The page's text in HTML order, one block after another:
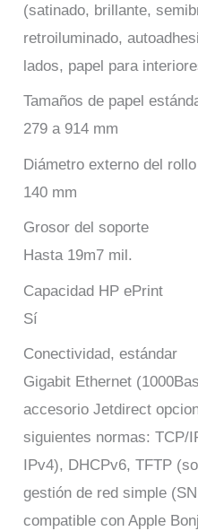
(satinado, brillante,
retroiluminado,
lados, papel para
Tamaños de papel
279 a 914 mm
Diámetro externo del rollo
140 mm
Grosor del soporte
Hasta 19m7 mil.
Capacidad HP ePrint
Sí
Conectividad, estándar
Gigabit Ethernet
accesorio Jetdirect
siguientes normas: TCP/
IPv4), DHCPv6, TFTP
gestión de red simple
compatible con Apple